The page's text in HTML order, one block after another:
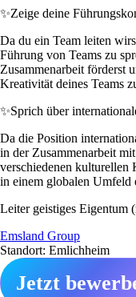
✨Zeige deine
Da du ein Team leiten
Führung von Teams zu
Zusammenarbeit förderst
Kreativität deines Teams
✨Sprich über
Da die Position
in der Zusammenarbeit
verschiedenen kulturellen
in einem globalen Umfeld
Leiter geistiges Eigentum
Emsland Group
Standort: Emlichheim
Jetzt